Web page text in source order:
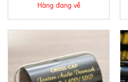
Hàng đang về